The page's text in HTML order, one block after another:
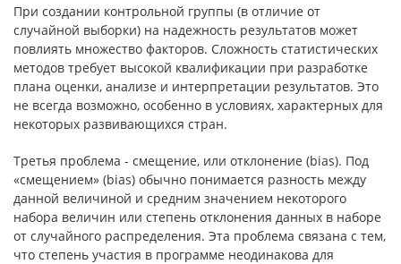
При создании контрольной группы (в отличие от
случайной выбор­ки) на надежность результатов может
повлиять множество факторов. Слож­ность статистических
методов требует высокой квалификации при разра­ботке
плана оценки, анализе и интерпретации результатов. Это
не всегда возможно, особенно в условиях, характерных для
некоторых развивающих­ся стран.
Третья проблема - смещение, или отклонение (bias). Под
«смеще­нием» (bias) обычно понимается разность между
данной величиной и сред­ним значением некоторого
набора величин или степень отклонения данных в наборе
от случайного распределения. Эта проблема связана с тем,
что сте­пень участия в программе неодинакова для